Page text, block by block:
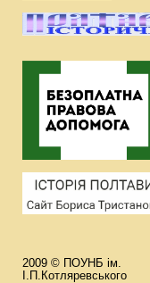
2009 © ПОУНБ ім.
І.П.Котляревського